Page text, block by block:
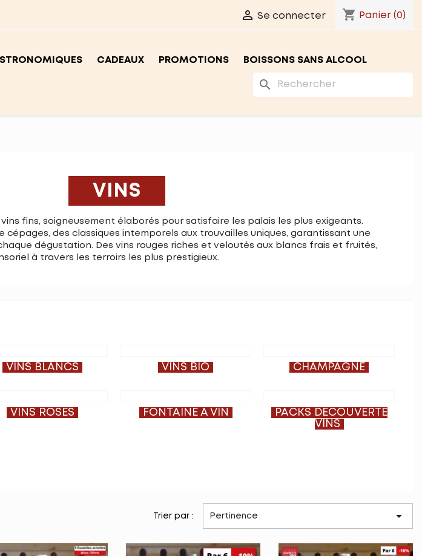
 Se connecter shopping_cart Panier (0)
CADEAUX PROMOTIONS BOISSONS SANS ALCOOL
search
VINS
fins, soigneusement élaborés pour satisfaire les palais les plus exigeants.
cépages, des classiques intemporels aux trouvailles uniques, garantissant une
dégustation. Des vins rouges riches et veloutés aux blancs frais et fruités,
à travers les terroirs les plus prestigieux.
VINS BLANCS VINS BIO CHAMPAGNE
VINS ROSÉS FONTAINE À VIN
PACKS DÉCOUVERTE
VINS
Trier par : Pertinence 